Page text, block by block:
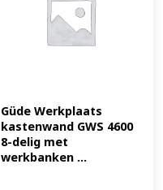
Güde Werkplaats
kastenwand GWS 4600
8-delig met
werkbanken ...